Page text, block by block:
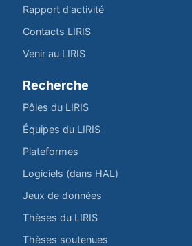
Rapport d'activité
Contacts LIRIS
Venir au LIRIS
Recherche
Pôles du LIRIS
Équipes du LIRIS
Plateformes
Logiciels (dans HAL)
Jeux de données
Thèses du LIRIS
Thèses soutenues